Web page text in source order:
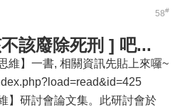
58#
該廢除死刑 ] 吧...
維】一書, 相關資訊先貼上來囉~
】研討會論文集。此研討會於